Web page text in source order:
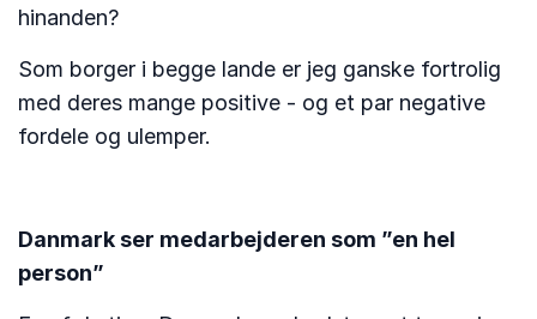
hinanden?
Som borger i begge lande er jeg ganske fortrolig
med deres mange positive - og et par negative
fordele og ulemper.
Danmark ser medarbejderen som ”en hel
person”